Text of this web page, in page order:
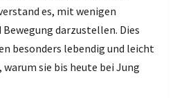
es, mit wenigen
darzustellen. Dies
besonders lebendig und leicht
sie bis heute bei Jung